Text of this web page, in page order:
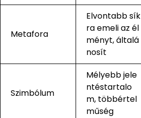
Metafora
Elvontabb sík
ra emeli az él
ményt, általá
nosít
Szimbólum
Mélyebb jele
ntéstartalo
m, többértel
műség